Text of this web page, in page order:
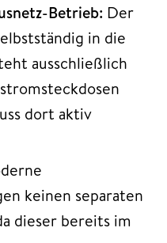
Betrieb: Der
in die
ausschließlich
dort aktiv
keinen separaten
dieser bereits im